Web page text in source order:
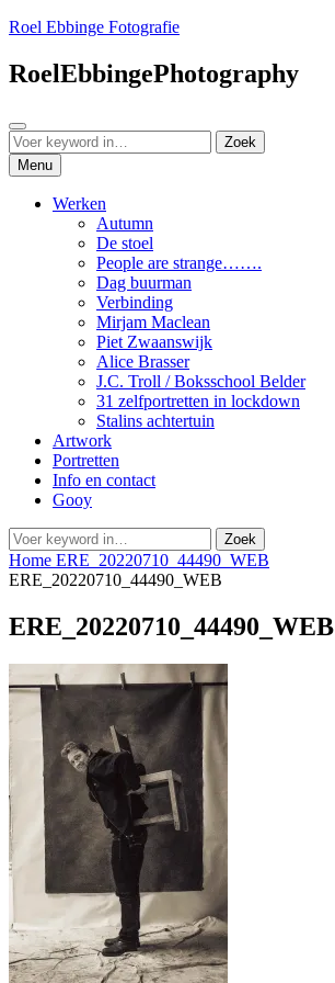
Ga
de
inhoud
Roel Ebbinge Fotografie
RoelEbbingePhotography
Zoeken
Zoeken
naar:
Zoek
Menu
Werken
Autumn
De stoel
People are strange…….
Dag buurman
Verbinding
Mirjam Maclean
Piet Zwaanswijk
Alice Brasser
J.C. Troll / Boksschool Belder
31 zelfportretten in lockdown
Stalins achtertuin
Artwork
Portretten
Info en contact
Gooy
Zoeken
naar:
Zoek
Home ERE_20220710_44490_WEB
ERE_20220710_44490_WEB
ERE_20220710_44490_WEB